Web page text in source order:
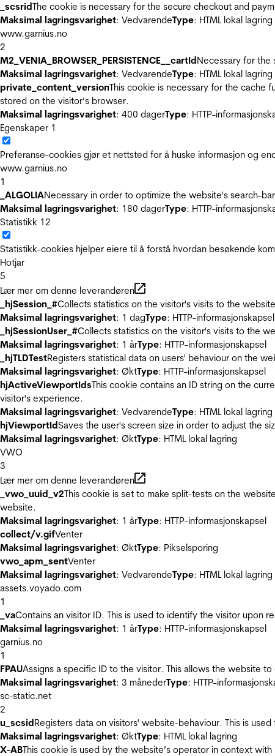
_scsridThe cookie is necessary for the secure checkout and
Maksimal lagringsvarighet: VedvarendeType: HTML lokal lagring
www.garnius.no
2
M2_VENIA_BROWSER_PERSISTENCE__cartIdNecessary for the
Maksimal lagringsvarighet: VedvarendeType: HTML lokal lagring
private_content_versionThis cookie is necessary for the cache
stored on the visitor’s browser.
Maksimal lagringsvarighet: 400 dagerType: HTTP-
Egenskaper 1
Preferanse-cookies gjør et nettsted for å huske informasjon og
www.garnius.no
1
_ALGOLIANecessary in order to optimize the website's search-
Maksimal lagringsvarighet: 180 dagerType: HTTP-
Statistikk 12
Statistikk-cookies hjelper eiere til å forstå hvordan besøkende
Hotjar
5
Lær mer om denne leverandøren
_hjSession_#Collects statistics on the visitor's visits to the
Maksimal lagringsvarighet: 1 dagType: HTTP-informasjonskapsel
_hjSessionUser_#Collects statistics on the visitor's visits to the
Maksimal lagringsvarighet: 1 årType: HTTP-informasjonskapsel
_hjTLDTestRegisters statistical data on users' behaviour on the
Maksimal lagringsvarighet: ØktType: HTTP-informasjonskapsel
hjActiveViewportIdsThis cookie contains an ID string on the
visitor's experience.
Maksimal lagringsvarighet: VedvarendeType: HTML lokal lagring
hjViewportIdSaves the user's screen size in order to adjust the
Maksimal lagringsvarighet: ØktType: HTML lokal lagring
VWO
3
Lær mer om denne leverandøren
_vwo_uuid_v2This cookie is set to make split-tests on the
website.
Maksimal lagringsvarighet: 1 årType: HTTP-informasjonskapsel
collect/v.gifVenter
Maksimal lagringsvarighet: ØktType: Pikselsporing
vwo_apm_sentVenter
Maksimal lagringsvarighet: VedvarendeType: HTML lokal lagring
assets.voyado.com
1
_vaContains an visitor ID. This is used to identify the visitor upon
Maksimal lagringsvarighet: 1 årType: HTTP-informasjonskapsel
garnius.no
1
FPAUAssigns a specific ID to the visitor. This allows the website
Maksimal lagringsvarighet: 3 månederType: HTTP-
sc-static.net
2
u_scsidRegisters data on visitors' website-behaviour. This is
Maksimal lagringsvarighet: ØktType: HTML lokal lagring
X-ABThis cookie is used by the website’s operator in context